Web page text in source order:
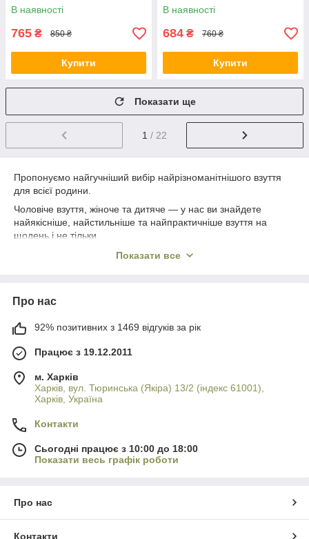
В наявності
765 ₴ 850 ₴
Купити
В наявності
684 ₴ 760 ₴
Купити
Показати ще
1 / 22
Пропонуємо найгучніший вибір найрізноманітнішого взуття
для всієї родини.
Чоловіче взуття, жіноче та дитяче — у нас ви знайдете
найякісніше, найстильніше та найпрактичніше взуття на
щодень і не тільки.
Всіми улюблений спортивний стиль, напевно,
шльопанці.
або чоботи.
Ми не просто продаємо взуття для всієї родини, а й
відповідаємо за якість кожної пари.
Показати все
Про нас
92% позитивних з 1469 відгуків за рік
Працює з 19.12.2011
м. Харків
Харків, вул. Тюринська (Якіра) 13/2 (індекс 61001),
Харків, Україна
Контакти
Сьогодні працює з 10:00 до 18:00
Показати весь графік роботи
Про нас
Контакти